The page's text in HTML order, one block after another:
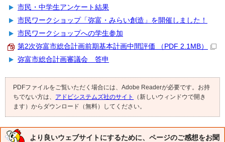
市民・中学生アンケート結果
市民ワークショップ「弥富・みらい創造」を開催しました！
市民ワークショップへの学生参加
第2次弥富市総合計画前期基本計画中間評価 （PDF 2.1MB）
弥富市総合計画審議会 答申
PDFファイルをご覧いただく場合には、Adobe Readerが必要です。お持
ちでない方は、 アドビシステムズ社のサイト
（新しいウィンドウで開き
ます）からダウンロード（無料）してください。
より良いウェブサイトにするために、ページのご感想をお聞